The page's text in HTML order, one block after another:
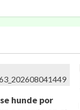
hunde por